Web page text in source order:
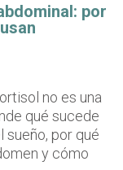
por
no es una
qué sucede
sueño, por qué
y cómo